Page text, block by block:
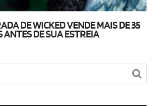
DE WICKED VENDE MAIS DE 35
ANTES DE SUA ESTREIA